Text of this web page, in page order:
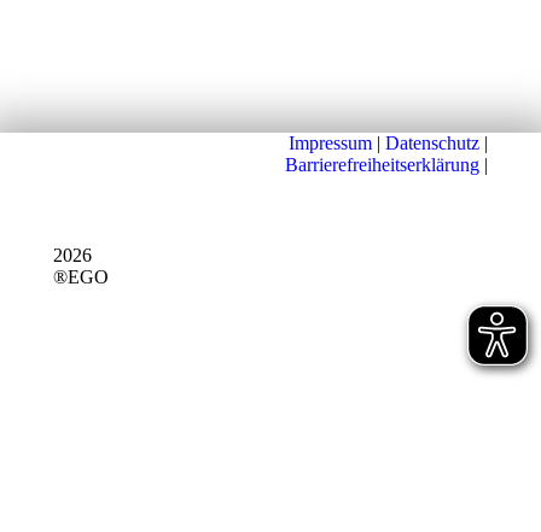
2026
®EGO
Impressum | Datenschutz |
Barrierefreiheitserklärung |